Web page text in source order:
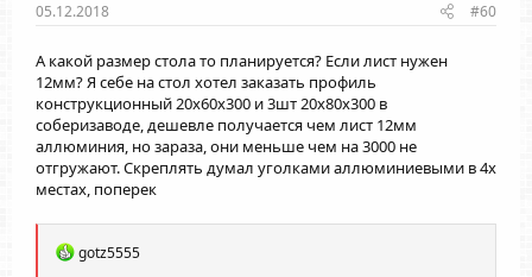
05.12.2018 #60
А какой размер стола то планируется? Если лист нужен
12мм? Я себе на стол хотел заказать профиль
конструкционный 20х60х300 и 3шт 20х80х300 в
соберизаводе, дешевле получается чем лист 12мм
аллюминия, но зараза, они меньше чем на 3000 не
отгружают. Скреплять думал уголками аллюминиевыми в 4х
местах, поперек
Рgotz5555